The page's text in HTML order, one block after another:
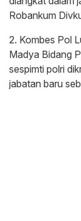
Robankum
2. Kombes Pol
Madya Bidang
sespimti polri
jabatan baru